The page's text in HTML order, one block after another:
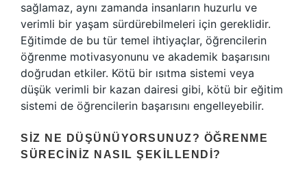
sağlamaz, aynı zamanda insanların huzurlu ve
verimli bir yaşam sürdürebilmeleri için gereklidir.
Eğitimde de bu tür temel ihtiyaçlar, öğrencilerin
öğrenme motivasyonunu ve akademik başarısını
doğrudan etkiler. Kötü bir ısıtma sistemi veya
düşük verimli bir kazan dairesi gibi, kötü bir eğitim
sistemi de öğrencilerin başarısını engelleyebilir.
SIZ NE DÜŞÜNÜYORSUNUZ? ÖĞRENME
SÜRECINIZ NASIL ŞEKILLENDI?